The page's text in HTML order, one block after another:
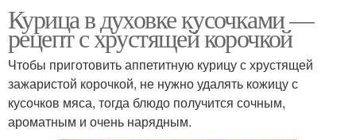
Курица в духовке кусочками —
рецепт с хрустящей корочкой
Чтобы приготовить аппетитную курицу с хрустящей
зажаристой корочкой, не нужно удалять кожицу с
кусочков мяса, тогда блюдо получится сочным,
ароматным и очень нарядным.